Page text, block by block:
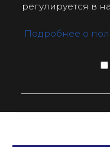
регулируется в
Подробнее о